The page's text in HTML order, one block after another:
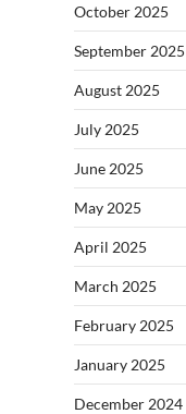
October 2025
September 2025
August 2025
July 2025
June 2025
May 2025
April 2025
March 2025
February 2025
January 2025
December 2024